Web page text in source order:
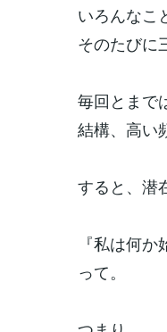
いろんなこ
そのたびに
毎回とまで
結構、高い
すると、潜
『私は何
って。